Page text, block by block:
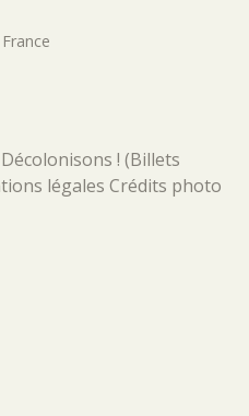
France
Décolonisons ! (Billets
légales Crédits photo